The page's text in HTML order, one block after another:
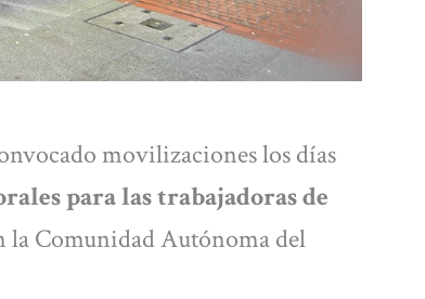
movilizaciones los días
para las trabajadoras de
la Comunidad Autónoma del